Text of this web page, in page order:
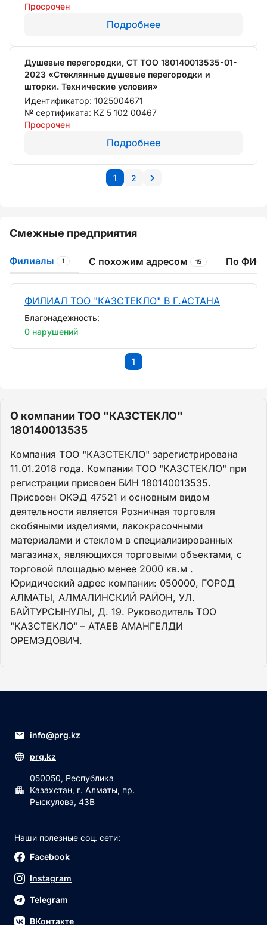
Просрочен
Подробнее
Душевые перегородки, СТ ТОО 180140013535-01-
2023 «Стеклянные душевые перегородки и
шторки. Технические условия»
Идентификатор: 1025004671
№ сертификата: KZ 5 102 00467
Просрочен
Подробнее
1 2
Смежные предприятия
Филиалы 1 С похожим адресом 15 По ФИО
ФИЛИАЛ ТОО "КАЗСТЕКЛО" В Г.АСТАНА
Благонадежность:
0 нарушений
1
О компании ТОО "КАЗСТЕКЛО"
180140013535
Компания ТОО "КАЗСТЕКЛО" зарегистрирована
11.01.2018 года. Компании ТОО "КАЗСТЕКЛО" при
регистрации присвоен БИН 180140013535.
Присвоен ОКЭД 47521 и основным видом
деятельности является Розничная торговля
скобяными изделиями, лакокрасочными
материалами и стеклом в специализированных
магазинах, являющихся торговыми объектами, с
торговой площадью менее 2000 кв.м .
Юридический адрес компании: 050000, ГОРОД
АЛМАТЫ, АЛМАЛИНСКИЙ РАЙОН, УЛ.
БАЙТУРСЫНУЛЫ, Д. 19. Руководитель ТОО
"КАЗСТЕКЛО" – АТАЕВ АМАНГЕЛДИ
ОРЕМЭДОВИЧ.
info@prg.kz
prg.kz
050050, Республика
Казахстан, г. Алматы, пр.
Рыскулова, 43В
Наши полезные соц. сети:
Facebook
Instagram
Telegram
ВКонтакте